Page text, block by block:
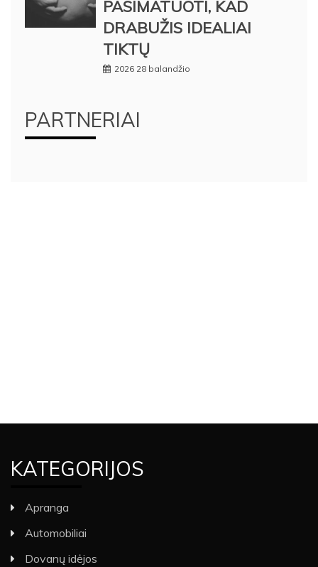
PASIMATUOTI, KAD
DRABUŽIS IDEALIAI
TIKTŲ
2026 28 balandžio
PARTNERIAI
KATEGORIJOS
Apranga
Automobiliai
Dovanų idėjos